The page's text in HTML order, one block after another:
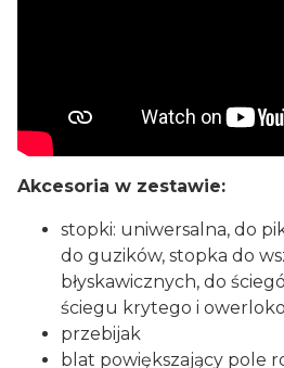
Akcesoria w zestawie:
stopki: uniwersalna, do
do guzików, stopka do
błyskawicznych, do
ściegu krytego i
przebijak
blat powiększający pole